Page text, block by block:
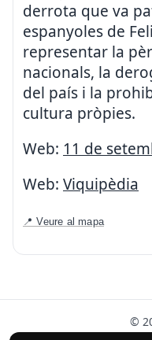
derrota que va
espanyoles de
representar la
nacionals, la
del país i la
cultura pròpies.
Web: 11 de
Web: Viquipèdia
📍 Veure al mapa
©